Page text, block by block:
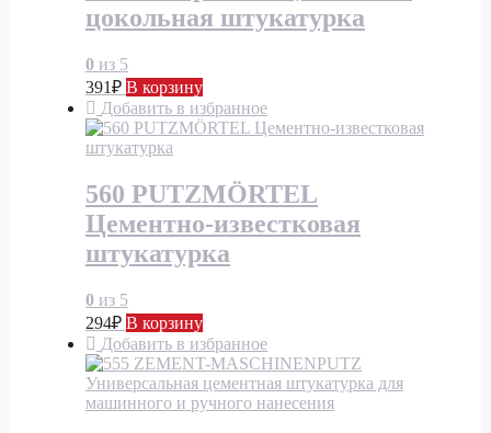
цокольная штукатурка
0 из 5
391₽ В корзину
Добавить в избранное
560 PUTZMÖRTEL
Цементно-известковая
штукатурка
0 из 5
294₽ В корзину
Добавить в избранное